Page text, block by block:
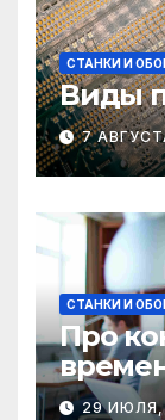
СТАНКИ И
Виды
7
СТАНКИ И
Про
29 ИЮЛЯ,